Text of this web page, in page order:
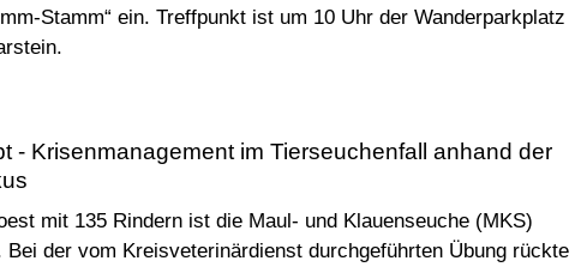
Stamm“ ein. Treffpunkt ist um 10 Uhr der Wanderparkplatz
- Krisenmanagement im Tierseuchenfall anhand der
mit 135 Rindern ist die Maul- und Klauenseuche (MKS)
der vom Kreisveterinärdienst durchgeführten Übung rückte